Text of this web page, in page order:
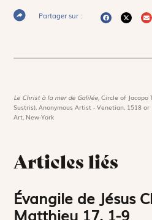
Partager sur :
Le Christ à la mer de Galilée,Circle of Jacopo
Sustris), Anonymous Artist - Venetian, 1518
Art, New-York
Articles liés
Évangile de Jésus
Matthieu 17, 1-9